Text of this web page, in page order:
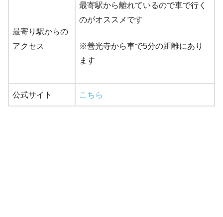
最寄り駅からの
アクセス
最寄駅から離れているので車で行く
のがオススメです
※善光寺から車で5分の距離にあり
ます
公式サイト こちら